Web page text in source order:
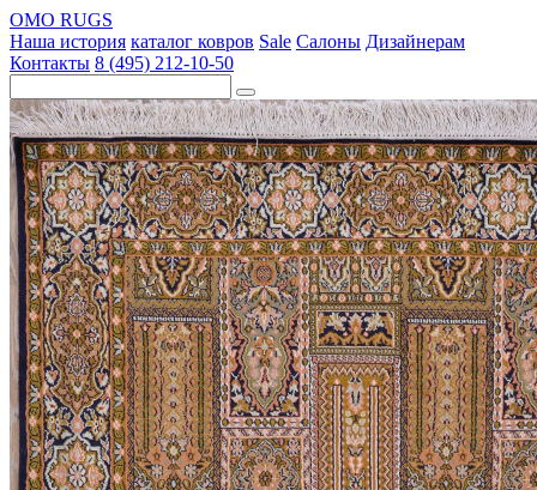
OMO RUGS
Наша история каталог ковров Sale Салоны Дизайнерам
Контакты 8 (495) 212-10-50